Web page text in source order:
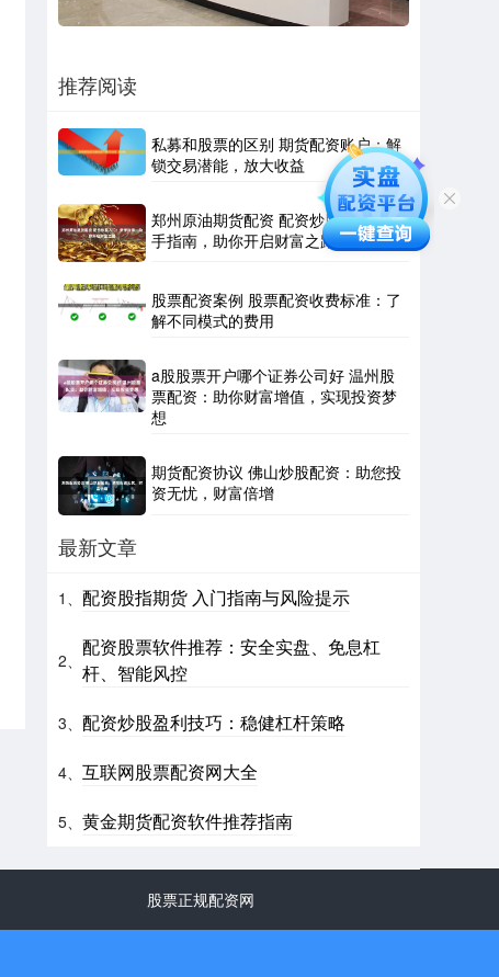
推荐阅读
私募和股票的区别 期货配资账户：解
锁交易潜能，放大收益
郑州原油期货配资 配资炒股入门：新
手指南，助你开启财富之路
股票配资案例 股票配资收费标准：了
解不同模式的费用
a股股票开户哪个证券公司好 温州股
票配资：助你财富增值，实现投资梦
想
期货配资协议 佛山炒股配资：助您投
资无忧，财富倍增
最新文章
1、 配资股指期货 入门指南与风险提示
2、
配资股票软件推荐：安全实盘、免息杠
杆、智能风控
3、 配资炒股盈利技巧：稳健杠杆策略
4、 互联网股票配资网大全
5、 黄金期货配资软件推荐指南
股票正规配资网